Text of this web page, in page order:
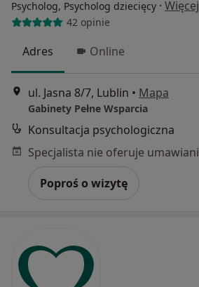
Psycholog, Psycholog dziecięcy · Więcej
42 opinie
Adres Online
ul. Jasna 8/7, Lublin • Mapa
Gabinety Pełne Wsparcia
Konsultacja psychologiczna
Poproś o wizytę